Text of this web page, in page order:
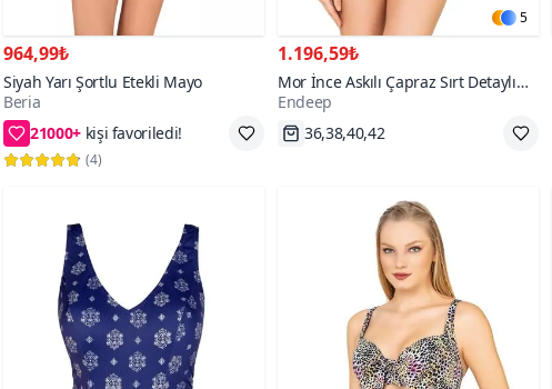
964,99₺
Siyah Yarı Şortlu Etekli Mayo
Beria21000+
38,40,42,44,46
(4)
5
1.196,59₺
Mor İnce Askılı Çapraz Sırt Detaylı
Basic Mayo
Endeep
Hızlı Kargo